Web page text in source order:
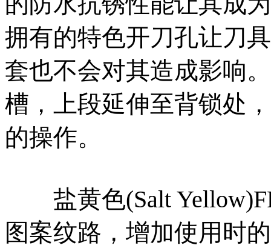
拥有的特色开刀孔让刀
套也不会对其造成影响
槽，上段延伸至背锁处
的操作。
盐黄色(Salt
图案纹路，增加使用时